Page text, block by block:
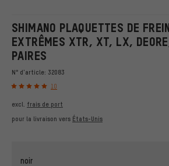
SHIMANO PLAQUETTES DE
EXTRÊMES XTR, XT, LX,
PAIRES
N° d'article: 32083
10
excl. frais de port
pour la livraison vers États-Unis
noir